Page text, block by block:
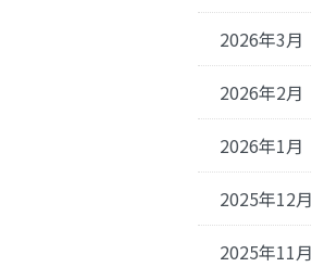
2026年3月
2026年2月
2026年1月
2025年12月
2025年11月